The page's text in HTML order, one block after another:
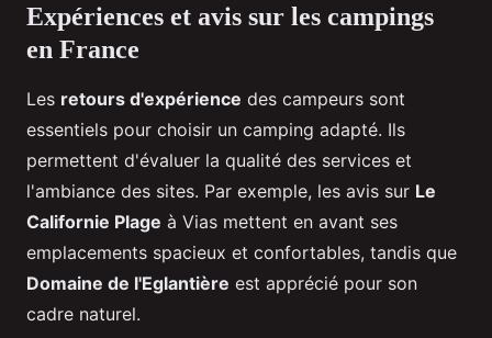
Expériences et avis sur les campings
en France
Les retours d'expérience des campeurs sont
essentiels pour choisir un camping adapté. Ils
permettent d'évaluer la qualité des services et
l'ambiance des sites. Par exemple, les avis sur Le
Californie Plage à Vias mettent en avant ses
emplacements spacieux et confortables, tandis que
Domaine de l'Eglantière est apprécié pour son
cadre naturel.